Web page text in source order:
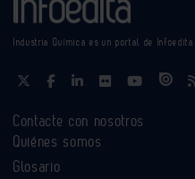
Industria Química es un portal de Infoedita
Contacte con nosotros
Quiénes somos
Glosario